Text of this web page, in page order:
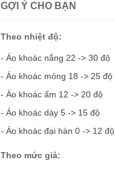
GỢI Ý CHO BẠN
Theo nhiệt độ:
- Áo khoác nắng 22 -> 30 độ
- Áo khoác mỏng 18 -> 25 độ
- Áo khoác ấm 12 -> 20 độ
- Áo khoác dày 5 -> 15 độ
- Áo khoác đại hàn 0 -> 12 độ
Theo mức giá: